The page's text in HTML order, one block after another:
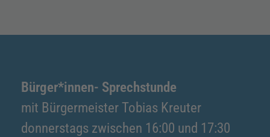
Bürger*innen- Sprechstunde
mit Bürgermeister Tobias Kreuter
donnerstags zwischen 16:00 und 17:30